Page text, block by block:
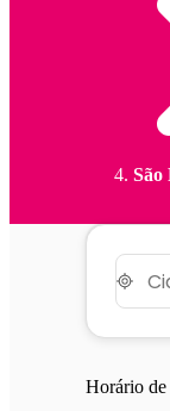
São
Horário de